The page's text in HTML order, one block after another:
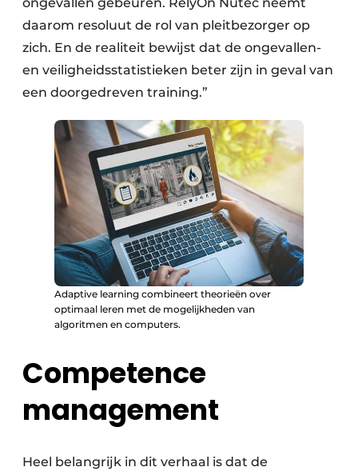
daarom resoluut de rol van pleitbezorger op
zich. En de realiteit bewijst dat de ongevallen-
en veiligheidsstatistieken beter zijn in geval van
een doorgedreven training.”
Adaptive learning combineert theorieën over
optimaal leren met de mogelijkheden van
algoritmen en computers.
Competence
management
Heel belangrijk in dit verhaal is dat de